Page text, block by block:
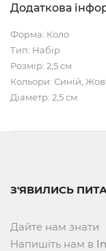
Додаткова
Форма: Коло
Тип: Набір
Розмір: 2,5 см
Кольори: Синій,
Діаметр: 2,5 см
З'ЯВИЛИСЬ
Дайте нам знати
Напишіть нам в